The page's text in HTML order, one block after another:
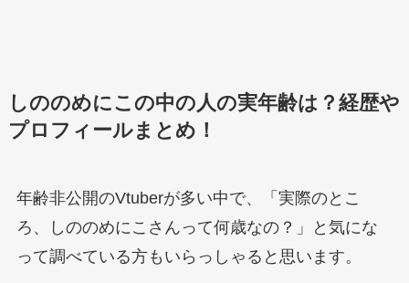
しののめにこの中の人の実年齢は？経歴や
プロフィールまとめ！
年齢非公開のVtuberが多い中で、「実際のとこ
ろ、しののめにこさんって何歳なの？」と気にな
って調べている方もいらっしゃると思います。